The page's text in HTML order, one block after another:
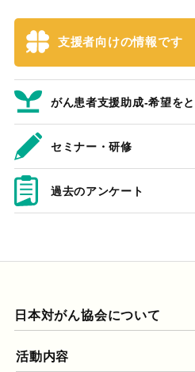
支援者向けの情報です
がん患者支援助成-希望を
セミナー・研修
過去のアンケート
日本対がん協会について
活動内容